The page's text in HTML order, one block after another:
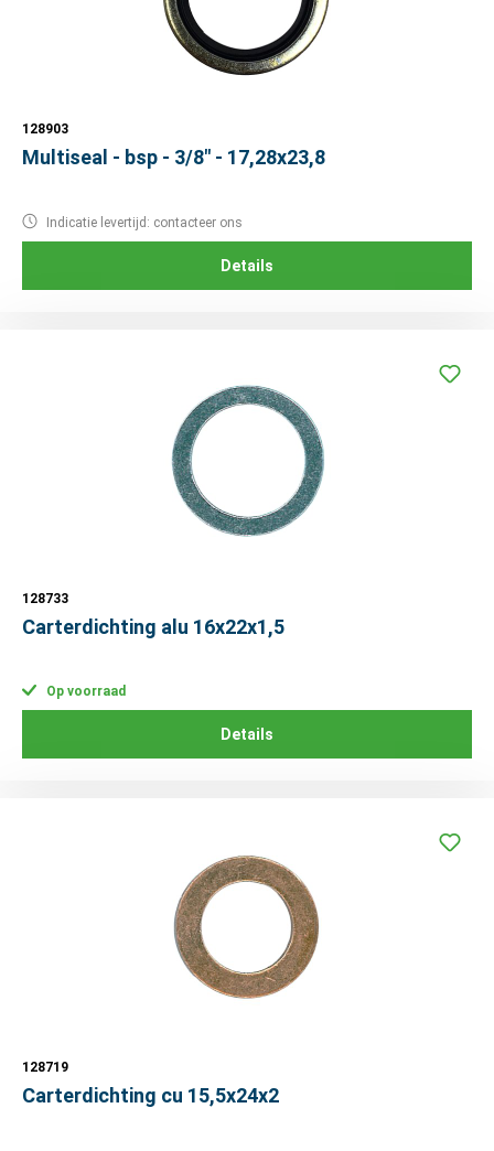
128903
Multiseal - bsp - 3/8" - 17,28x23,8
Indicatie levertijd: contacteer ons
Details
128733
Carterdichting alu 16x22x1,5
Op voorraad
Details
128719
Carterdichting cu 15,5x24x2